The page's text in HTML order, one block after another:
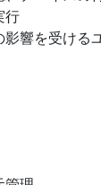
行
影響を受ける